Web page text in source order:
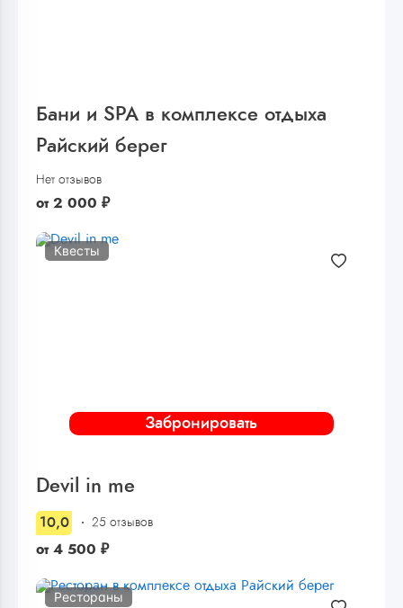
Бани и SPA в комплексе отдыха
Райский берег
Нет отзывов
от 2 000 ₽
Забронировать
Квесты
Devil in me
10,0 25 отзывов
от 4 500 ₽
Рестораны